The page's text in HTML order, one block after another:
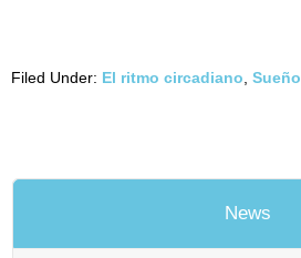
Filed Under: El ritmo circadiano Sueño
News